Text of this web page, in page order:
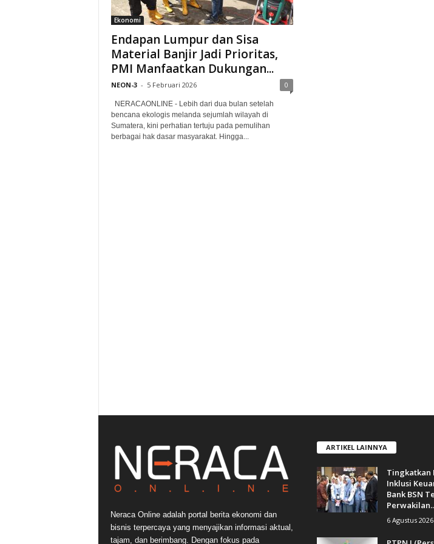
Ekonomi
Endapan Lumpur dan Sisa
Material Banjir Jadi Prioritas,
PMI Manfaatkan Dukungan...
NEON-3 - 5 Februari 2026 0
NERACAONLINE - Lebih dari dua bulan setelah
bencana ekologis melanda sejumlah wilayah di
Sumatera, kini perhatian tertuju pada pemulihan
berbagai hak dasar masyarakat. Hingga...
Neraca Online adalah portal berita ekonomi dan
bisnis terpercaya yang menyajikan informasi aktual,
tajam, dan berimbang. Dengan fokus pada
ARTIKEL LAINNYA
Tingkatkan
Inklusi
Bank BSN
6 Agustus 2026